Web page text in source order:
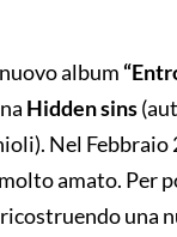
album
Hidden sins
Nel
amato. Per
una